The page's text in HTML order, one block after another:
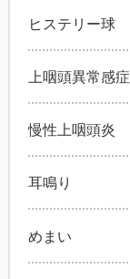
ヒステリー球
上咽頭異常感症
慢性上咽頭炎
耳鳴り
めまい